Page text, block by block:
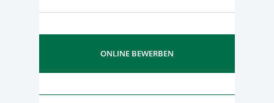
ONLINE BEWERBEN